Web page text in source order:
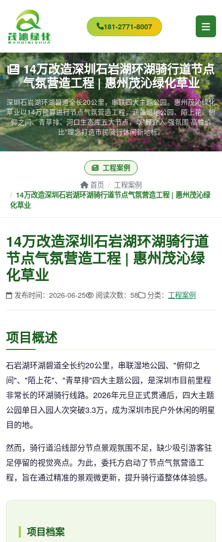
181-2771-8007
14万改造深圳石岩湖环湖骑行道节点
气氛营造工程 | 惠州茂沁绿化草业
深圳石岩湖环湖碧道全长20公里，串联四大主题公园。惠州茂沁绿化
草业以14万预算进行节点气氛营造工程，涵盖湿地公园、陌上花、俯
仰之间、青草排、河口生态库五大节点，以"轻介入·强氛围·高性价
比"理念打造市民骑行休闲新地标。
工程案例
首页 工程案例
14万改造深圳石岩湖环湖骑行道节点气氛营造工程 | 惠州茂沁绿
化草业
14万改造深圳石岩湖环湖骑行道
节点气氛营造工程 | 惠州茂沁绿
化草业
发布时间：2026-06-25 阅读次数：58 分类： 工程案例
项目概述
石岩湖环湖碧道全长约20公里，串联湿地公园、"俯仰之
间"、"陌上花"、"青草排"四大主题公园，是深圳市目前里程
非常长的环湖骑行线路。2026年元旦正式贯通后，四大主题
公园单日入园人次突破3.3万，成为深圳市民户外休闲的明星
目的地。
然而，骑行道沿线部分节点景观氛围不足，缺少吸引游客驻
足停留的视觉亮点。为此，委托方启动了节点气氛营造工
程，旨在通过精准的景观微更新，提升骑行道整体体验感。
项目档案